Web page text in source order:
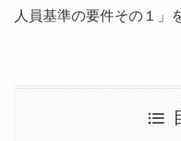
人員基準の要件その１」